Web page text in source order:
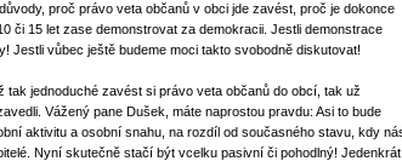
proč právo veta občanů v obci jde zavést, proč je dokonce
či 15 let zase demonstrovat za demokracii. Jestli demonstrace
Jestli vůbec ještě budeme moci takto svobodně diskutovat!
tak jednoduché zavést si právo veta občanů do obcí, tak už
Vážený pane Dušek, máte naprostou pravdu: Asi to bude
aktivitu a osobní snahu, na rozdíl od současného stavu, kdy
Nyní skutečně stačí být vcelku pasivní či pohodlný! Jedenkrát